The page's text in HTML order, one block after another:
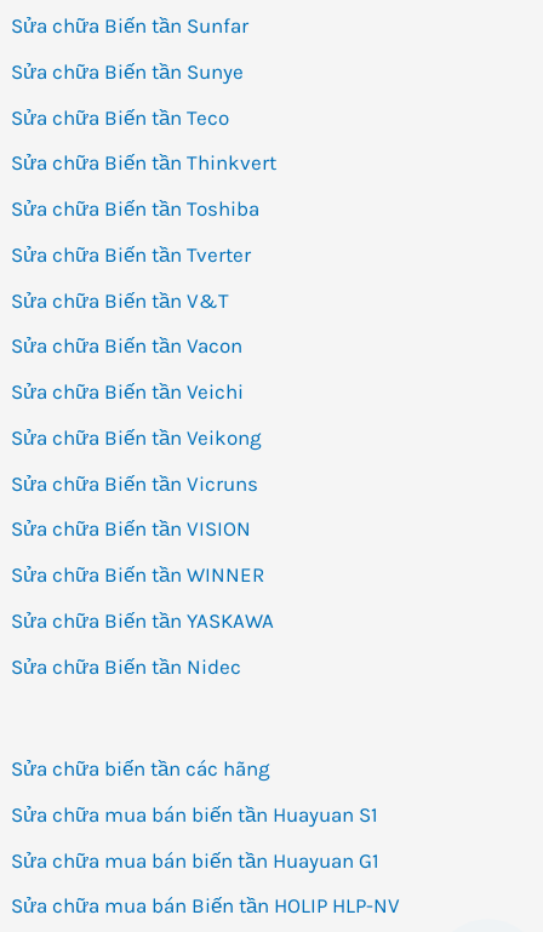
Sửa chữa Biến tần Sunfar
Sửa chữa Biến tần Sunye
Sửa chữa Biến tần Teco
Sửa chữa Biến tần Thinkvert
Sửa chữa Biến tần Toshiba
Sửa chữa Biến tần Tverter
Sửa chữa Biến tần V&T
Sửa chữa Biến tần Vacon
Sửa chữa Biến tần Veichi
Sửa chữa Biến tần Veikong
Sửa chữa Biến tần Vicruns
Sửa chữa Biến tần VISION
Sửa chữa Biến tần WINNER
Sửa chữa Biến tần YASKAWA
Sửa chữa Biến tần Nidec
Sửa chữa biến tần các hãng
Sửa chữa mua bán biến tần Huayuan S1
Sửa chữa mua bán biến tần Huayuan G1
Sửa chữa mua bán Biến tần HOLIP HLP-NV